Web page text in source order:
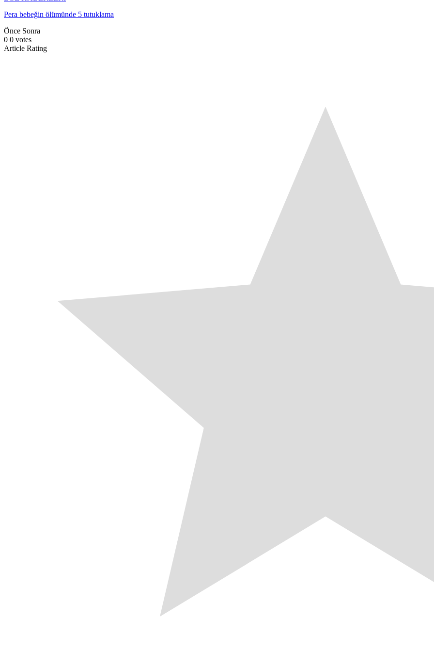
Pera bebeğin ölümünde 5 tutuklama
Önce Sonra
0 0 votes
Article Rating